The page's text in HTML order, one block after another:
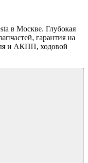
в Москве. Глубокая
гарантия на
и АКПП, ходовой